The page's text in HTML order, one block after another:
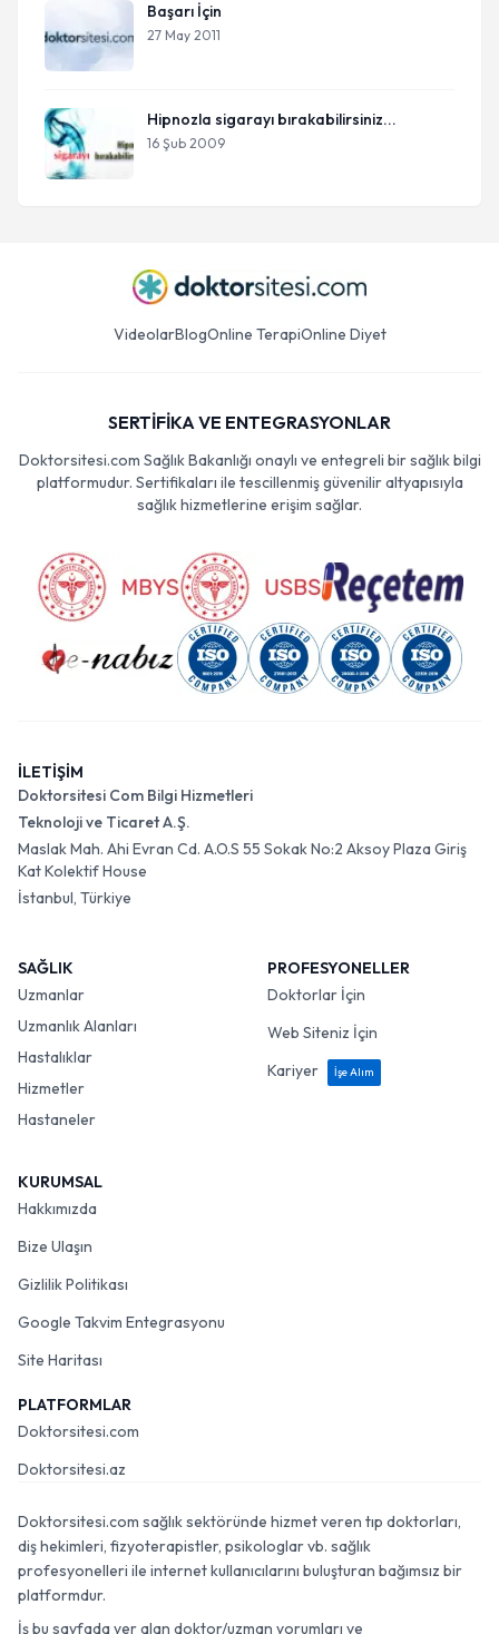
Başarı İçin
27 May 2011
Hipnozla sigarayı bırakabilirsiniz...
16 Şub 2009
VideolarBlogOnline TerapiOnline Diyet
SERTİFİKA VE ENTEGRASYONLAR
Doktorsitesi.com Sağlık Bakanlığı onaylı ve entegreli bir sağlık bilgi
platformudur. Sertifikaları ile tescillenmiş güvenilir altyapısıyla
sağlık hizmetlerine erişim sağlar.
İLETİŞİM
Doktorsitesi Com Bilgi Hizmetleri
Teknoloji ve Ticaret A.Ş.
Maslak Mah. Ahi Evran Cd. A.O.S 55 Sokak No:2 Aksoy Plaza Giriş
Kat Kolektif House
İstanbul, Türkiye
SAĞLIK
Uzmanlar
Uzmanlık Alanları
Hastalıklar
Hizmetler
Hastaneler
PROFESYONELLER
Doktorlar İçin
Web Siteniz İçin
Kariyer
İşe Alım
KURUMSAL
Hakkımızda
Bize Ulaşın
Gizlilik Politikası
Google Takvim Entegrasyonu
Site Haritası
PLATFORMLAR
Doktorsitesi.com
Doktorsitesi.az
Doktorsitesi.com sağlık sektöründe hizmet veren tıp doktorları,
diş hekimleri, fizyoterapistler, psikologlar vb. sağlık
profesyonelleri ile internet kullanıcılarını buluşturan bağımsız bir
platformdur.
İş bu sayfada yer alan doktor/uzman yorumları ve